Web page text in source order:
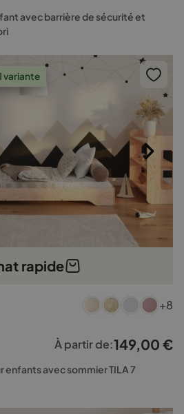
prix
199,00 €.
avec barrière de sécurité et
variante
rapide
+8
À partir de:149,00 €
enfants avec sommier TILA 7